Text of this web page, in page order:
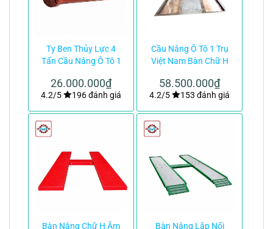
Ty Ben Thủy Lực 4
Tấn Cầu Nâng Ô Tô 1
26.000.000₫
4.2/5 196 đánh giá
Cầu Nâng Ô Tô 1 Trụ
Việt Nam Bàn Chữ H
58.500.000₫
4.2/5 153 đánh giá
Bàn Nâng Chữ H Âm
Bàn Nâng Lắp Nổi